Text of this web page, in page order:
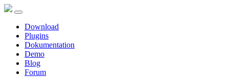
Download
Plugins
Dokumentation
Demo
Blog
Forum